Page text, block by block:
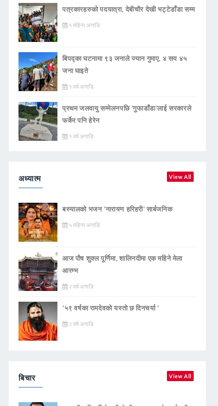
पत्रकारहरुको पदयात्रा, देबीचौर देखी भट्टेडाँडा सम्म
१ महिना अगाडि
बिपद्का घटनामा ९३ जनाले ज्यान गुमाए, ४ सय ४५
जना घाइते
१ वर्ष अगाडि
प्रथम जलवायु सम्मेलनपछि ‘गुफाडाँडा’लाई सरकारले
फर्केर पनि हेरेन
१ वर्ष अगाडि
अध्यात्म View All
बस्यालको भजन ‘नारायण हरिहरी’ सार्बजनिक
५ महिना अगाडि
आज पौष शुक्ल पूर्णिमा, शालिनदीमा एक महिने मेला
आरम्भ
२ वर्ष अगाडि
‘५९ वर्षका रामदेवकाे यस्ताे छ दिनचर्या ’
२ वर्ष अगाडि
बिचार View All